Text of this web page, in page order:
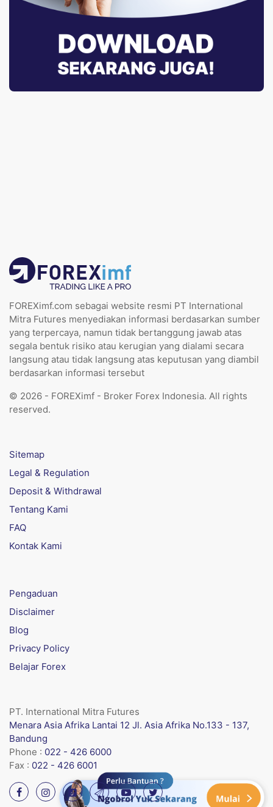
FOREXimf.com sebagai website resmi PT International
Mitra Futures menyediakan informasi berdasarkan sumber
yang terpercaya, namun tidak bertanggung jawab atas
segala bentuk risiko atau kerugian yang dialami secara
langsung atau tidak langsung atas keputusan yang diambil
berdasarkan informasi tersebut
© 2026 - FOREXimf - Broker Forex Indonesia. All rights
reserved.
Sitemap
Legal & Regulation
Deposit & Withdrawal
Tentang Kami
FAQ
Kontak Kami
Pengaduan
Disclaimer
Blog
Privacy Policy
Belajar Forex
PT. International Mitra Futures
Menara Asia Afrika Lantai 12 Jl. Asia Afrika No.133 - 137,
Bandung
Phone : 022 - 426 6000
Fax : 022 - 426 6001